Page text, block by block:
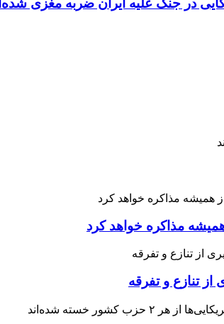
در جنگ علیه ایران ضربه مغزی
مذاکره خواهد کرد
تنازع و تفرقه